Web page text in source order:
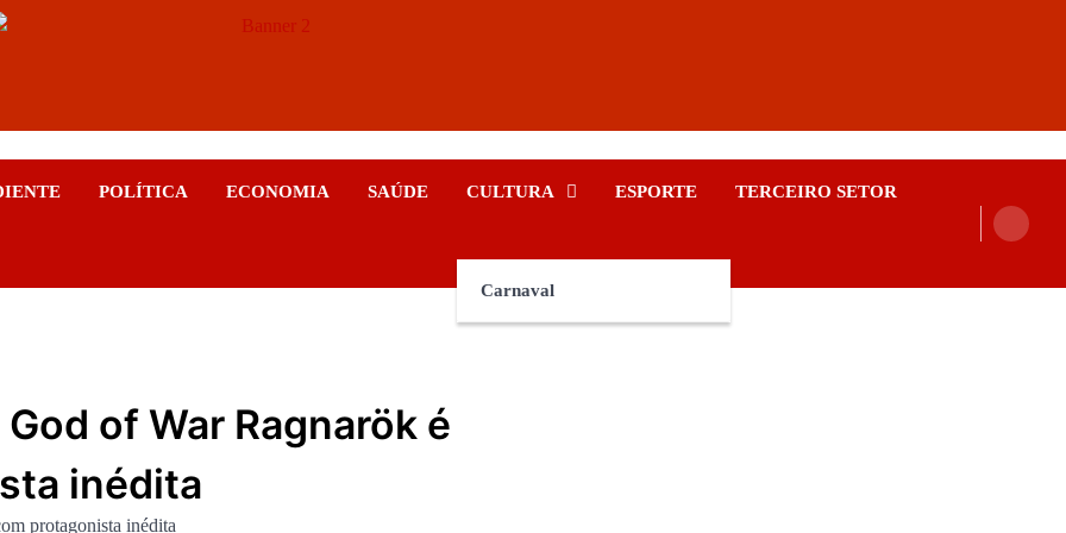
POLÍTICA ECONOMIA SAÚDE CULTURA
Carnaval
ESPORTE TERCEIRO SETOR
of War Ragnarök é
inédita